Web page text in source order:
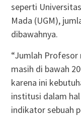
seperti
Mada (UGM),
dibawahnya.
“Jumlah
masih di bawah
karena ini
institusi dalam
indikator sebuah